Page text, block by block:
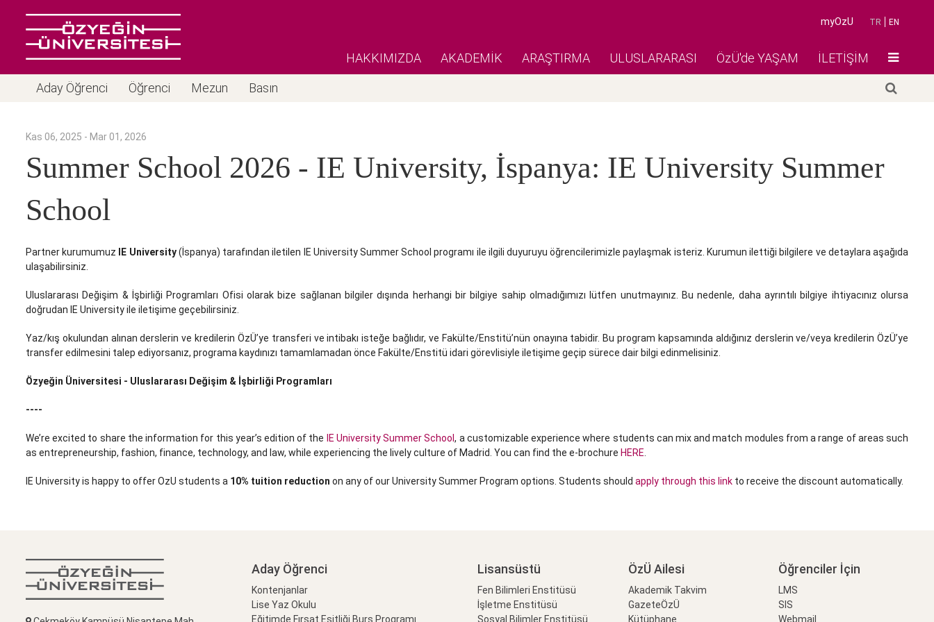
TR EN
myOzU
HAKKIMIZDA AKADEMİK ARAŞTIRMA ULUSLARARASI ÖzÜ'de YAŞAM İLETİŞİM
Aday Öğrenci Öğrenci Mezun Basın
Kas 06, 2025 - Mar 01, 2026
Summer School 2026 - IE University, İspanya: IE University Summer
School
Partner kurumumuz IE University(İspanya) tarafından iletilen IE University Summer School programı ile ilgili duyuruyu öğrencilerimizle paylaşmak isteriz. Kurumun ilettiği bilgilere ve detaylara aşağıda
ulaşabilirsiniz.
Uluslararası Değişim & İşbirliği Programları Ofisi olarak bize sağlanan bilgiler dışında herhangi bir bilgiye sahip olmadığımızı lütfen unutmayınız. Bu nedenle, daha ayrıntılı bilgiye ihtiyacınız olursa
doğrudan IE University ile iletişime geçebilirsiniz.
Yaz/kış okulundan alınan derslerin ve kredilerin ÖzÜ’ye transferi ve intibakı isteğe bağlıdır, ve Fakülte/Enstitü’nün onayına tabidir. Bu program kapsamında aldığınız derslerin ve/veya kredilerin ÖzÜ’ye
transfer edilmesini talep ediyorsanız, programa kaydınızı tamamlamadan önce Fakülte/Enstitü idari görevlisiyle iletişime geçip sürece dair bilgi edinmelisiniz.
Özyeğin Üniversitesi - Uluslararası Değişim & İşbirliği Programları
----
We’re excited to share the information for this year’s edition of the IE University Summer School, a customizable experience where students can mix and match modules from a range of areas such
as entrepreneurship, fashion, finance, technology, and law, while experiencing the lively culture of Madrid. You can find the e-brochure HERE
IE University is happy to offer OzU students a 10% tuition reduction on any of our University Summer Program options. Students should apply through this link to receive the discount automatically.
Aday Öğrenci
Kontenjanlar
Lise Yaz Okulu
Eğitimde Fırsat Eşitliği Burs Programı
Lisansüstü
Fen Bilimleri Enstitüsü
İşletme Enstitüsü
Sosyal Bilimler Enstitüsü
ÖzÜ Ailesi
Akademik Takvim
GazeteÖzÜ
Kütüphane
Öğrenciler İçin
LMS
SIS
Webmail